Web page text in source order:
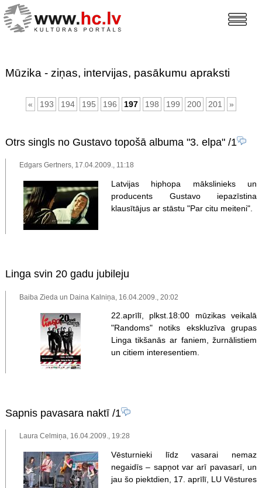
Mūzika - ziņas, intervijas, pasākumu apraksti
« 193 194 195 196 197 198 199 200 201 »
Otrs singls no Gustavo topošā albuma "3. elpa"/1
Edgars Gertners, 17.04.2009., 11:18
Latvijas hiphopa mākslinieks un
producents Gustavo iepazīstina
klausītājus ar stāstu "Par citu meiteni".
Linga svin 20 gadu jubileju
Baiba Zieda un Daina Kalniņa, 16.04.2009., 20:02
22.aprīlī, plkst.18:00 mūzikas veikalā
"Randoms" notiks ekskluzīva grupas
Linga tikšanās ar faniem, žurnālistiem
un citiem interesentiem.
Sapnis pavasara naktī/1
Laura Celmiņa, 16.04.2009., 19:28
Vēsturnieki līdz vasarai nemaz
negaidīs – sapņot var arī pavasarī, un
jau šo piektdien, 17. aprīlī, LU Vēstures